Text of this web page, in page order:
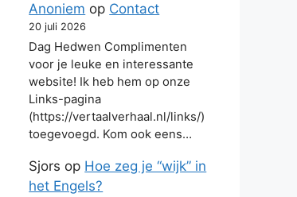
Anoniem op Contact
20 juli 2026
Dag Hedwen Complimenten
voor je leuke en interessante
website! Ik heb hem op onze
Links-pagina
(https://vertaalverhaal.nl/links/)
toegevoegd. Kom ook eens…
Sjors op Hoe zeg je “wijk” in
het Engels?